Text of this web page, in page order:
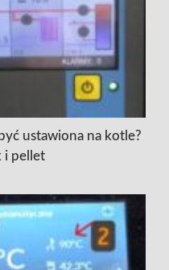
ustawiona na kotle?
i pellet